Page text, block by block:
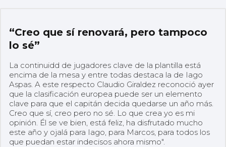
“Creo que sí renovará, pero tampoco
lo sé”
La continuidd de jugadores clave de la plantilla está
encima de la mesa y entre todas destaca la de Iago
Aspas. A este respecto Claudio Giraldez reconoció ayer
que la clasificación europea puede ser un elemento
clave para que el capitán decida quedarse un año más.
Creo que sí, creo pero no sé. Lo que crea yo es mi
opinión. Él se ve bien, está feliz, ha disfrutado mucho
este año y ojalá para Iago, para Marcos, para todos los
que puedan estar indecisos ahora mismo".